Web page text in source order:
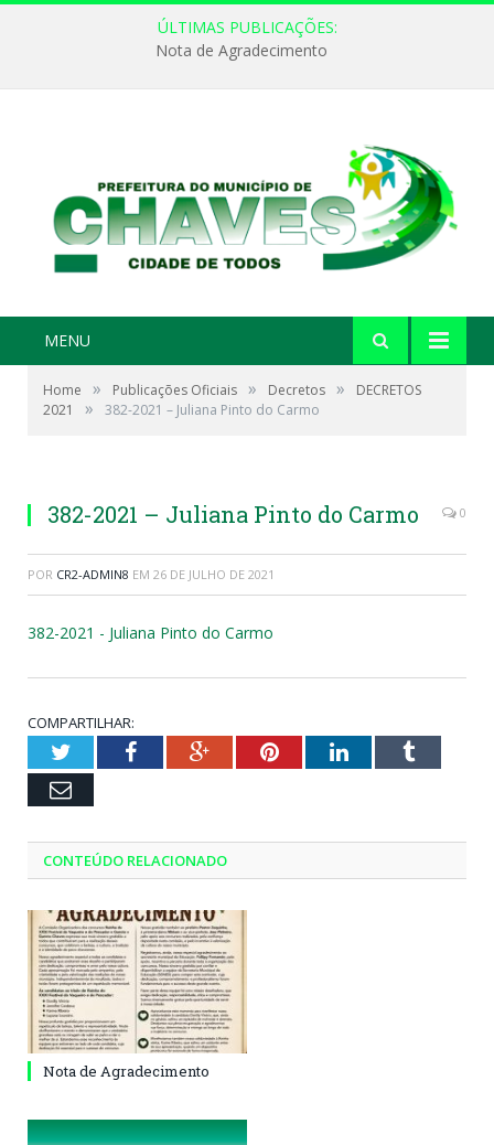
ÚLTIMAS PUBLICAÇÕES:
Nota de Agradecimento
MENU
Home » Publicações Oficiais » Decretos »
DECRETOS
2021
» 382-2021 – Juliana Pinto do Carmo
382-2021 – Juliana Pinto do Carmo 0
POR CR2-ADMIN8 EM 26 DE JULHO DE 2021
382-2021 - Juliana Pinto do Carmo
COMPARTILHAR:
TwitterFacebookGoogle+PinterestLinkedInTumblr
Email
CONTEÚDO RELACIONADO
Nota de Agradecimento